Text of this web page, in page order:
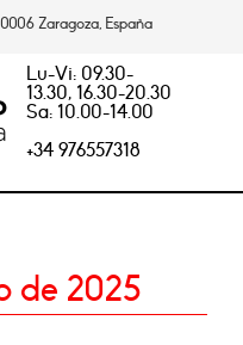
Zaragoza, España
Lu-Vi: 09.30-
13.30, 16.30-20.30
Sa: 10.00-14.00
+34 976557318
de 2025